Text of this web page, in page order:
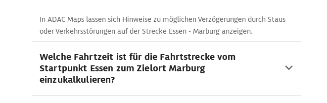
In ADAC Maps lassen sich Hinweise zu möglichen Verzögerungen durch Staus
oder Verkehrsstörungen auf der Strecke Essen - Marburg anzeigen.
Welche Fahrtzeit ist für die Fahrtstrecke vom
Startpunkt Essen zum Zielort Marburg
einzukalkulieren?